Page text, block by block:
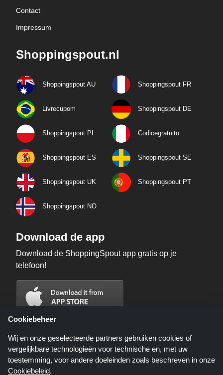
Contact
Impressum
Shoppingspout.nl
Shoppingspout AU Shoppingspout FR
Livrecupom Shoppingspout DE
Shoppingspout PL Codicegratuito
Shoppingspout ES Shoppingspout SE
Shoppingspout UK Shoppingspout PT
Shoppingspout NO
Download de app
Download de ShoppingSpout app gratis op je
telefoon!
Cookiebeheer
Wij en onze geselecteerde partners gebruiken cookies of
vergelijkbare technologieën voor technische en, met uw
toestemming, voor andere doeleinden zoals beschreven in onze
Cookiebeleid.